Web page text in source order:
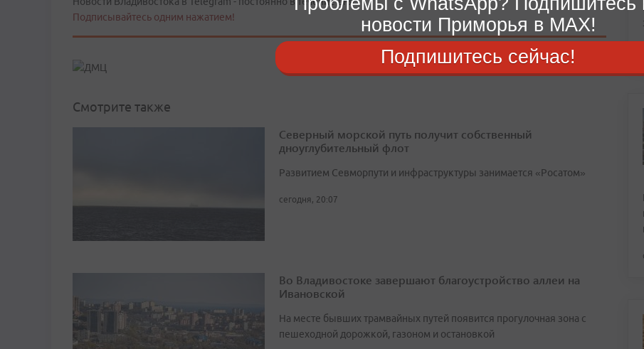
Подписывайтесь одним нажатием!
Смотрите также
Северный морской путь получит собственный
дноуглубительный флот
Развитием Севморпути и инфраструктуры занимается «Росатом»
сегодня, 20:07
Во Владивостоке завершают благоустройство аллеи на
Ивановской
На месте бывших трамвайных путей появится прогулочная зона с
пешеходной дорожкой, газоном и остановкой
новости Приморья в MAX!
Подпишитесь сейчас!